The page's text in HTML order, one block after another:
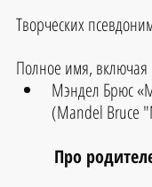
Творческих
Полное имя,
Мэндел Брюс
(Mandel Bruce
Про